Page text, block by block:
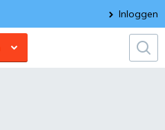
Inloggen